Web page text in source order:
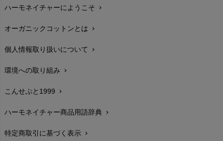
配送と送料chevron_right
在庫状況と発送予定chevron_right
サイズ・寸法chevron_right
生地・素材chevron_right
お手入れについて
レビューを書こうchevron_right
返品交換chevron_right
ハーモネイチャーにようこそ chevron_right
オーガニックコットンとは chevron_right
個人情報取り扱いについて chevron_right
環境への取り組み chevron_right
こんせぷと1999 chevron_right
ハーモネイチャー商品用語辞典 chevron_right
特定商取引に基づく表示 chevron_right